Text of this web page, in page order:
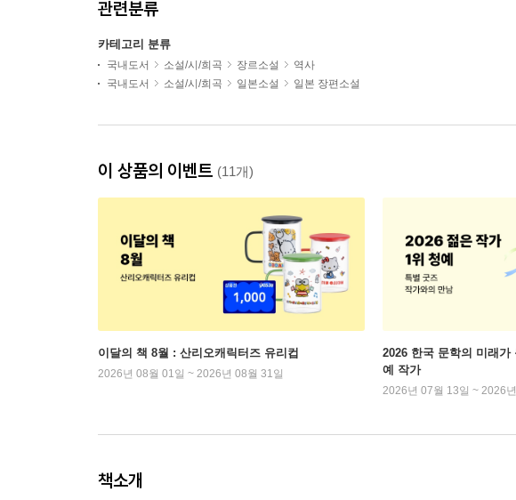
관련분류
카테고리 분류
국내도서 소설/시/희곡 장르소설
역사
국내도서
소설/시/희곡 일본소설 일본 장편소설
이 상품의 이벤트 (11개)
이달의 책 8월 : 산리오캐릭터즈 유리컵
2026년 08월 01일 ~ 2026년 08월 31일
2026 한국 문학의 미래
예 작가
2026년 07월 13일 ~ 2026
책소개